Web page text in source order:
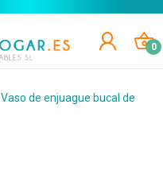
0
Vaso de enjuague bucal de